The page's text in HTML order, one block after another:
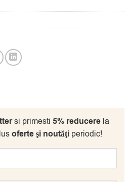
si primesti 5% reducere la
oferte şi noutăţiperiodic!